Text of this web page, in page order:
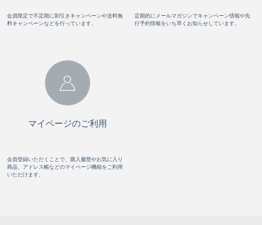
会員限定で不定期に割引きキャンペーンや送料無
料キャンペーンなどを行っています。
定期的にメールマガジンでキャンペーン情報や先
行予約情報をいち早くお知らせしています。
マイページのご利用
会員登録いただくことで、購入履歴やお気に入り
商品、アドレス帳などのマイページ機能をご利用
いただけます。